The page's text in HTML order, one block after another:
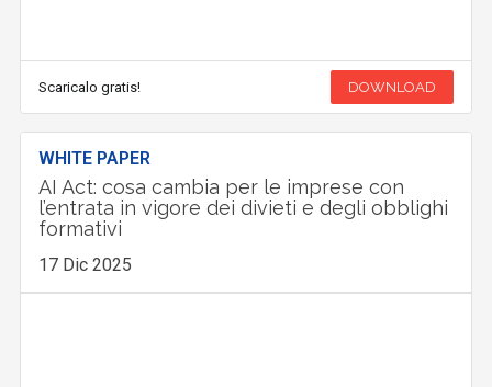
Scaricalo gratis! DOWNLOAD
WHITE PAPER
AI Act: cosa cambia per le imprese con
l’entrata in vigore dei divieti e degli obblighi
formativi
17 Dic 2025